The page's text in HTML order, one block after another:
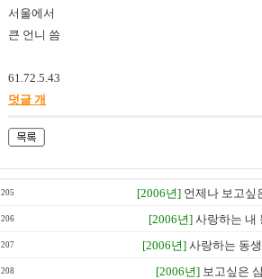
서울에서
큰 언니 씀
61.72.5.43
덧글 개
205 [2006년] 언제나 보고싶
206 [2006년] 사랑하는 내
207 [2006년] 사랑하는 동
208 [2006년] 보고싶은